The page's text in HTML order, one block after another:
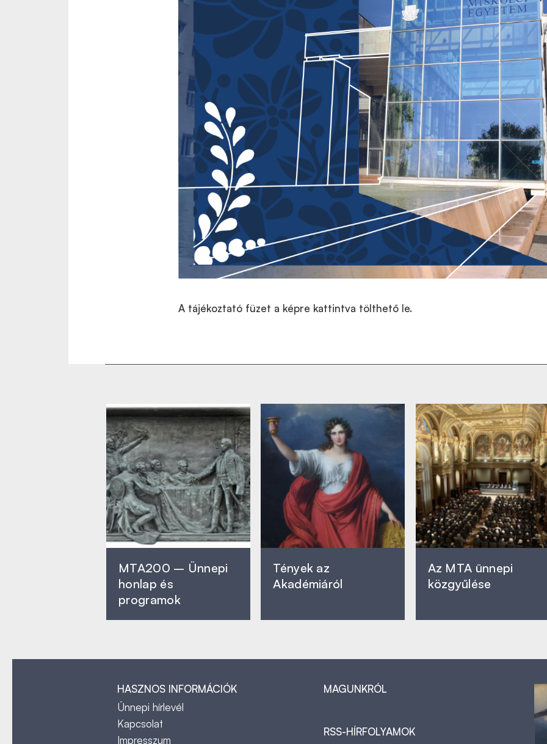
A tájékoztató füzet a képre kattintva tölthető le.
MTA200 – Ünnepi
honlap és
programok
Tények az
Akadémiáról
Az MTA ünnepi
közgyűlése
HASZNOS INFORMÁCIÓK
Ünnepi hírlevél
Kapcsolat
Impresszum
MAGUNKRÓL
RSS-HÍRFOLYAMOK